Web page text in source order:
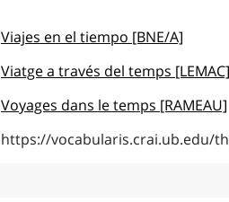
Viajes en el tiempo [BNE/A]
Viatge a través del temps [LEMAC]
Voyages dans le temps [RAMEAU]
https://vocabularis.crai.ub.edu/